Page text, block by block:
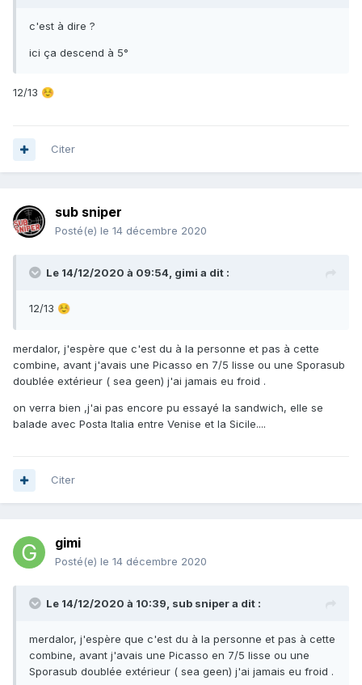
c'est à dire ?
ici ça descend à 5°
12/13 ☺️
Citer
sub sniper
Posté(e) le 14 décembre 2020
Le 14/12/2020 à 09:54, gimi a dit :
12/13 ☺️
merdalor, j'espère que c'est du à la personne et pas à cette
combine, avant j'avais une Picasso en 7/5 lisse ou une Sporasub
doublée extérieur ( sea geen) j'ai jamais eu froid .
on verra bien ,j'ai pas encore pu essayé la sandwich, elle se
balade avec Posta Italia entre Venise et la Sicile....
Citer
gimi
Posté(e) le 14 décembre 2020
Le 14/12/2020 à 10:39, sub snipera dit :
merdalor, j'espère que c'est du à la personne et pas à cette
combine, avant j'avais une Picasso en 7/5 lisse ou une
Sporasub doublée extérieur ( sea geen) j'ai jamais eu froid .